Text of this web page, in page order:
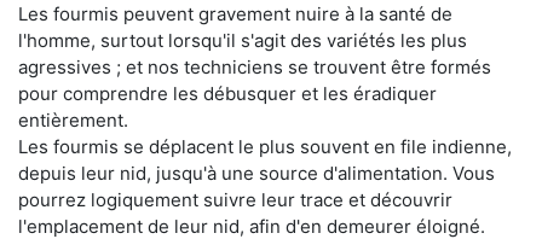
Les fourmis peuvent gravement nuire à la santé de
l'homme, surtout lorsqu'il s'agit des variétés les plus
agressives ; et nos techniciens se trouvent être formés
pour comprendre les débusquer et les éradiquer
entièrement.
Les fourmis se déplacent le plus souvent en file indienne,
depuis leur nid, jusqu'à une source d'alimentation. Vous
pourrez logiquement suivre leur trace et découvrir
l'emplacement de leur nid, afin d'en demeurer éloigné.